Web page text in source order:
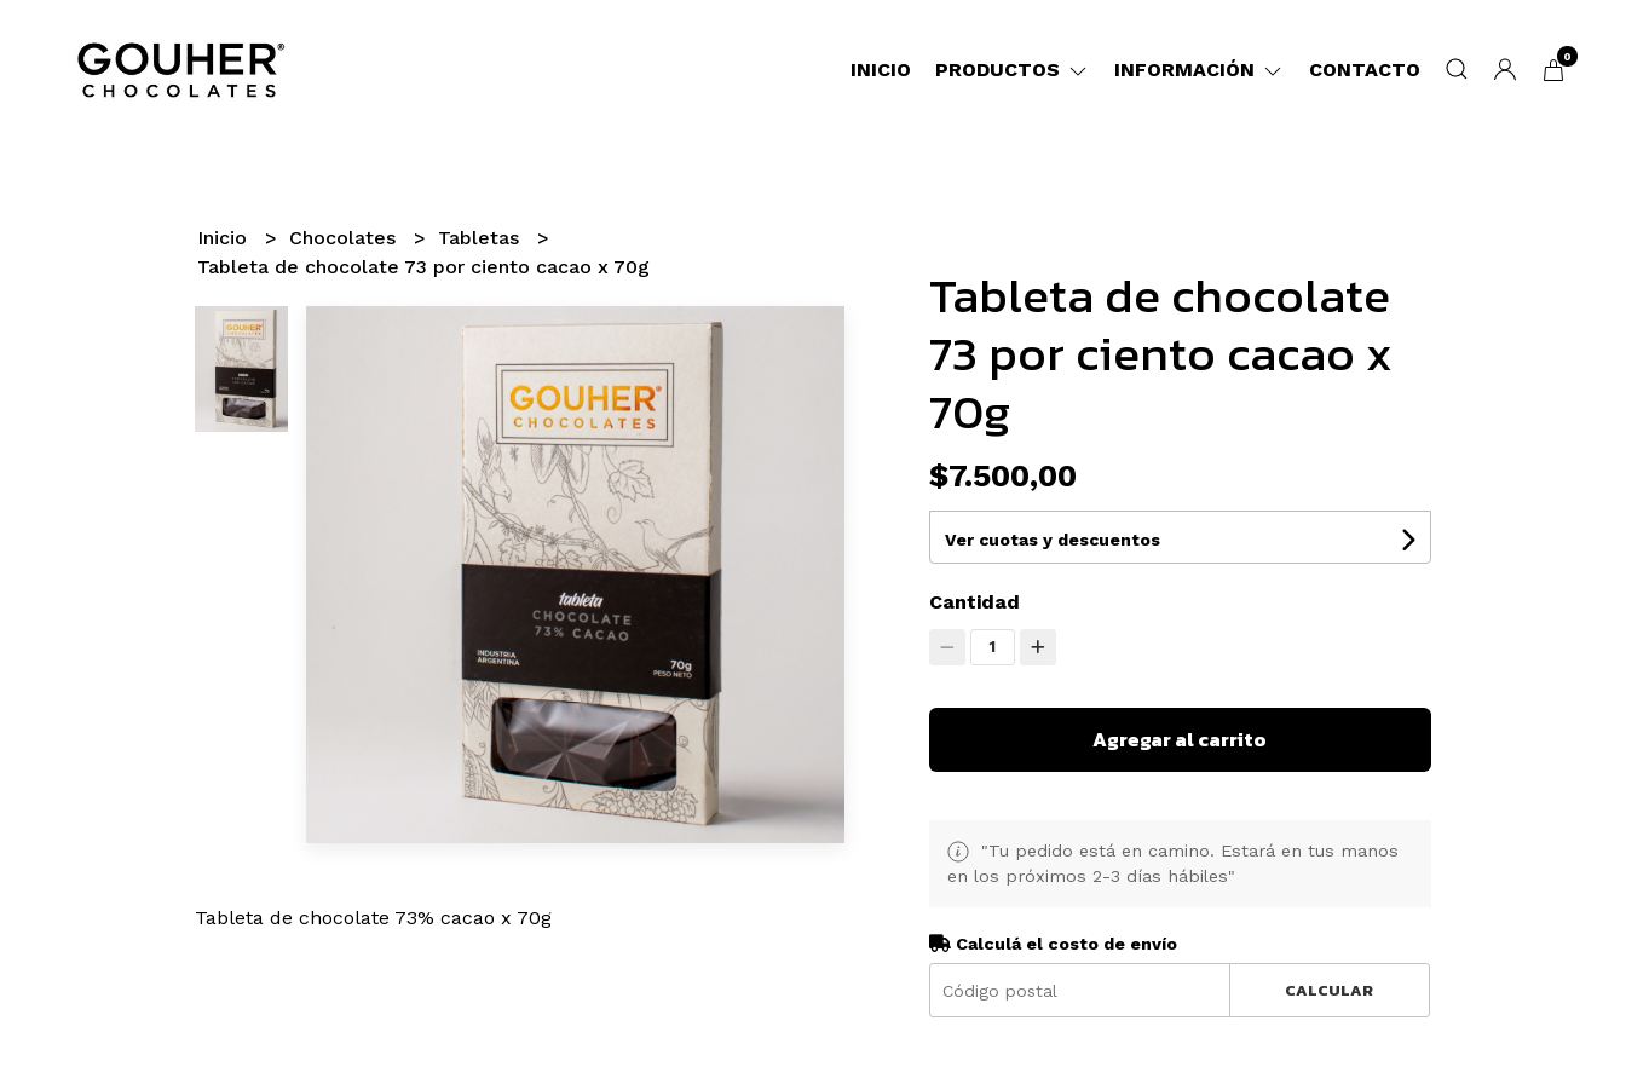
INICIO PRODUCTOS INFORMACIÓN CONTACTO
0
Inicio Chocolates
Tabletas
Tableta de chocolate 73 por ciento cacao x 70g
Tableta de chocolate 73% cacao x 70g
Tableta de chocolate
73 por ciento cacao x
70g
$7.500,00
Ver cuotas y descuentos
Cantidad
1
Agregar al carrito
"Tu pedido está en camino. Estará en tus manos
en los próximos 2-3 días hábiles"
Calculá el costo de envío
CALCULAR